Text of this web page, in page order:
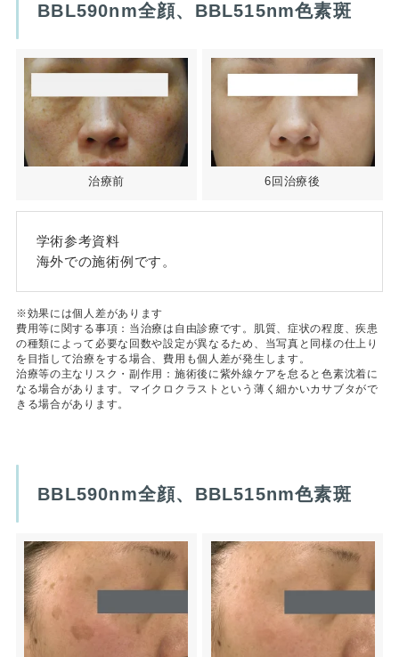
BBL590nm全顔、BBL515nm色素斑
治療前 6回治療後
学術参考資料
海外での施術例です。
※効果には個人差があります
費用等に関する事項：当治療は自由診療です。肌質、症状の程度、疾患
の種類によって必要な回数や設定が異なるため、当写真と同様の仕上り
を目指して治療をする場合、費用も個人差が発生します。
治療等の主なリスク・副作用：施術後に紫外線ケアを怠ると色素沈着に
なる場合があります。マイクロクラストという薄く細かいカサブタがで
きる場合があります。
BBL590nm全顔、BBL515nm色素斑